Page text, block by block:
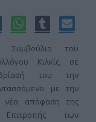
Συμβούλιο του
Κιλκίς, σε
του την
με την
νέα απόφαση της
Επιτροπής των